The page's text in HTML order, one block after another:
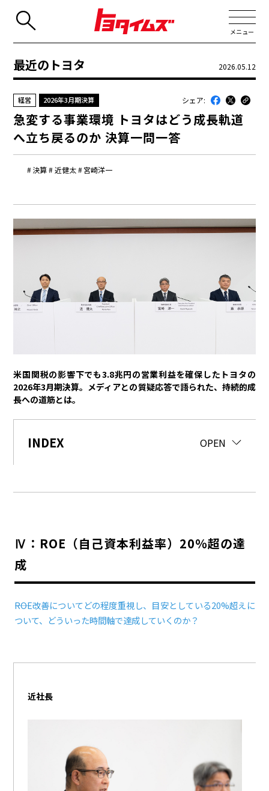
メニュー
最近のトヨタ
連載
トヨタイムズニュース
トヨタイムズビジネス
トヨタイムズPodcast
SDGs
スポーツ
クルマ
テクノロジー
カーボンニュートラル
コーポレート
最近のトヨタ 2026.05.12
決算 近健太 宮崎洋一
経営 2026年3月期決算 シェア:
急変する事業環境 トヨタはどう成長軌道
へ立ち戻るのか 決算一問一答
米国関税の影響下でも3.8兆円の営業利益を確保したトヨタの
2026年3月期決算。メディアとの質疑応答で語られた、持続的成
長への道筋とは。
INDEX OPEN
CLOSE
Ⅳ：ROE（自己資本利益率）20％超の達
成
――ROE改善についてどの程度重視し、目安としている20%超えに
ついて、どういった時間軸で達成していくのか？
近社長